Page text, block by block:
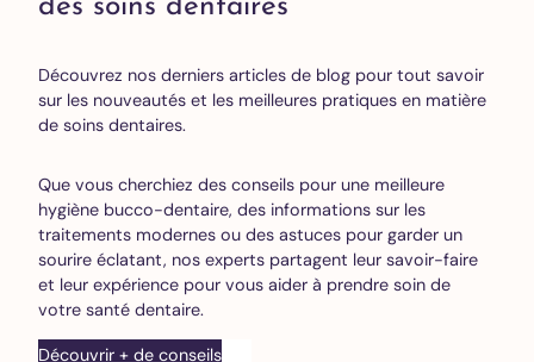
des soins dentaires
Découvrez nos derniers articles de blog pour tout savoir
sur les nouveautés et les meilleures pratiques en matière
de soins dentaires.
Que vous cherchiez des conseils pour une meilleure
hygiène bucco-dentaire, des informations sur les
traitements modernes ou des astuces pour garder un
sourire éclatant, nos experts partagent leur savoir-faire
et leur expérience pour vous aider à prendre soin de
votre santé dentaire.
Découvrir + de conseils